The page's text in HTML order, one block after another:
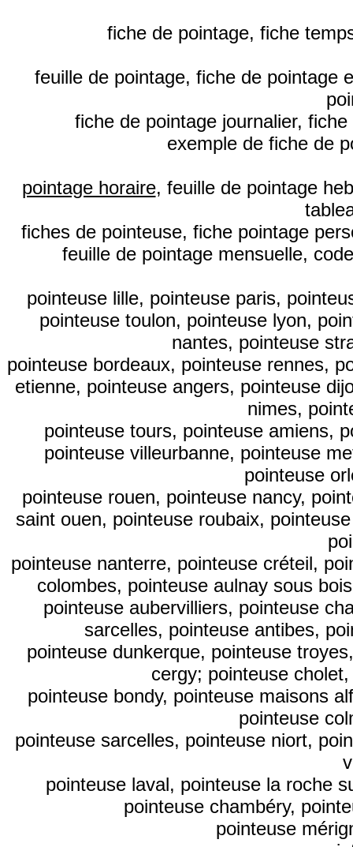
fiche de pointage, fiche
feuille de pointage, fiche de pointage
fiche de pointage journalier,
exemple de fiche de
pointage horaire, feuille de pointage
fiches de pointeuse, fiche pointage
feuille de pointage mensuelle,
pointeuse lille, pointeuse paris,
pointeuse toulon, pointeuse lyon,
nantes, pointeuse
pointeuse bordeaux, pointeuse rennes,
etienne, pointeuse angers, pointeuse
nimes,
pointeuse tours, pointeuse amiens,
pointeuse villeurbanne, pointeuse
pointeuse
pointeuse rouen, pointeuse nancy,
saint ouen, pointeuse roubaix,
pointeuse nanterre, pointeuse créteil,
colombes, pointeuse aulnay sous
pointeuse aubervilliers, pointeuse
sarcelles, pointeuse antibes,
pointeuse dunkerque, pointeuse
cergy; pointeuse
pointeuse bondy, pointeuse maisons
pointeuse
pointeuse sarcelles, pointeuse niort,
pointeuse laval, pointeuse la roche
pointeuse chambéry,
pointeuse